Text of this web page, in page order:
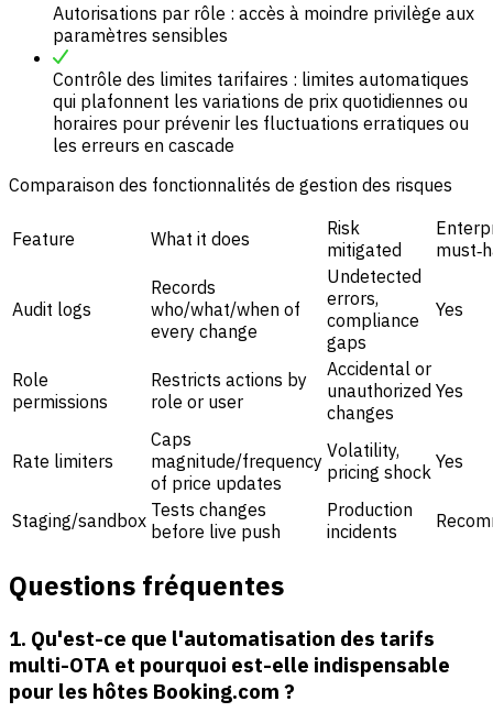
Autorisations par rôle : accès à moindre privilège aux
paramètres sensibles
Contrôle des limites tarifaires : limites automatiques
qui plafonnent les variations de prix quotidiennes ou
horaires pour prévenir les fluctuations erratiques ou
les erreurs en cascade
Comparaison des fonctionnalités de gestion des risques
Feature What it does
Risk
mitigated
Audit logs
Records
who/what/when of
every change
Undetected
errors,
compliance
gaps
Yes
Role
permissions
Restricts actions by
role or user
Accidental or
unauthorized
changes
Yes
Rate limiters
Caps
magnitude/frequency
of price updates
Volatility,
pricing shock Yes
Staging/sandbox Tests changes
before live push
Production
incidents
Questions fréquentes
1. Qu'est-ce que l'automatisation des tarifs
multi-OTA et pourquoi est-elle indispensable
pour les hôtes Booking.com ?